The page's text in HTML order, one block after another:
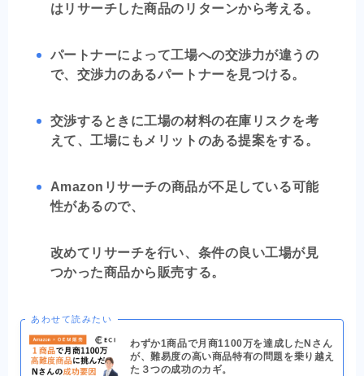
はリサーチした商品のリターンから考える。
パートナーによって工場への交渉力が違うの
で、交渉力のあるパートナーを見つける。
交渉するときに工場の材料の在庫リスクを考
えて、工場にもメリットのある提案をする。
Amazonリサーチの商品が不足している可能
性があるので、
改めてリサーチを行い、条件の良い工場が見
つかった商品から販売する。
あわせて読みたい
わずか1商品で月商1100万を達成したNさん
が、難易度の高い商品特有の問題を乗り越え
た３つの成功のカギ。